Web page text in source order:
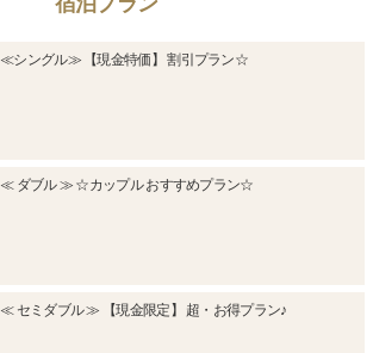
≪シングル≫ 【現金特価】 割引プラン☆
≪ ダブル ≫ ☆カップル おすすめプラン☆
≪ セミダブル ≫ 【現金限定】 超・お得プラン♪